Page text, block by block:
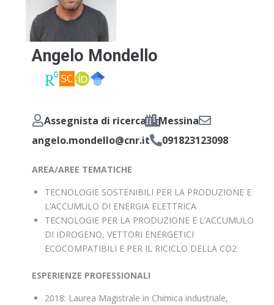
Angelo Mondello
Assegnista di ricerca
Messina
angelo.mondello@cnr.it
091823123098
AREA/AREE TEMATICHE
TECNOLOGIE SOSTENIBILI PER LA PRODUZIONE E
L’ACCUMULO DI ENERGIA ELETTRICA
TECNOLOGIE PER LA PRODUZIONE E L’ACCUMULO
DI IDROGENO, VETTORI ENERGETICI
ECOCOMPATIBILI E PER IL RICICLO DELLA CO2
ESPERIENZE PROFESSIONALI
2018: Laurea Magistrale in Chimica industriale,